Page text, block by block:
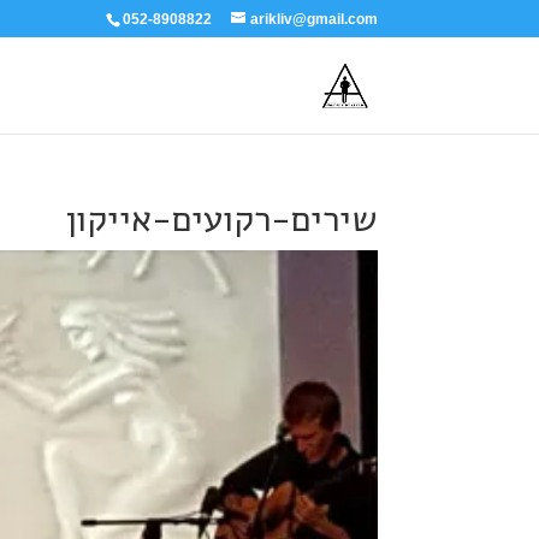
052-8908822 arikliv@gmail.com
שירים-רקועים-אייקון